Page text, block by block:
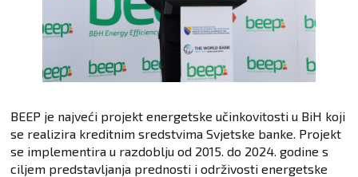
BEEP je najveći projekt energetske učinkovitosti u BiH koji
se realizira kreditnim sredstvima Svjetske banke. Projekt
se implementira u razdoblju od 2015. do 2024. godine s
ciljem predstavljanja prednosti i održivosti energetske